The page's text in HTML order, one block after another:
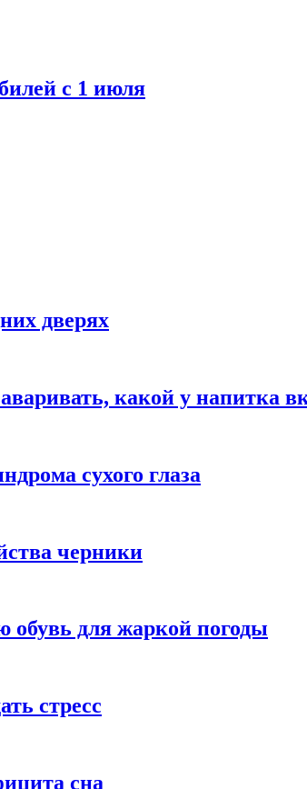
с 1 июля
дверях
какой у напитка
сухого глаза
черники
обувь для жаркой погоды
стресс
сна